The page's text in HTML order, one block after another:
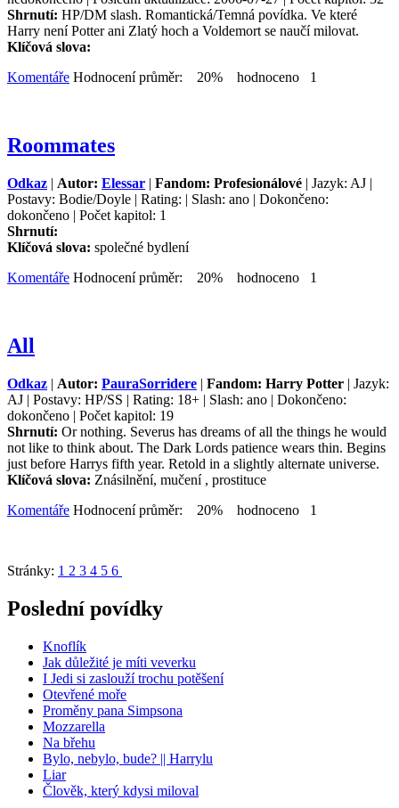
Shrnutí: HP/DM slash. Romantická/Temná povídka. Ve které
Harry není Potter ani Zlatý hoch a Voldemort se naučí milovat.
Klíčová slova:
Komentáře Hodnocení průměr: 20% hodnoceno 1
Roommates
Odkaz | Autor: Elessar | Fandom: Profesionálové | Jazyk: AJ |
Postavy: Bodie/Doyle | Rating: | Slash: ano | Dokončeno:
dokončeno | Počet kapitol: 1
Shrnutí:
Klíčová slova: společné bydlení
Komentáře Hodnocení průměr: 20% hodnoceno 1
All
Odkaz | Autor: PauraSorridere | Fandom: Harry Potter | Jazyk:
AJ | Postavy: HP/SS | Rating: 18+ | Slash: ano | Dokončeno:
dokončeno | Počet kapitol: 19
Shrnutí: Or nothing. Severus has dreams of all the things he would
not like to think about. The Dark Lords patience wears thin. Begins
just before Harrys fifth year. Retold in a slightly alternate universe.
Klíčová slova: Znásilnění, mučení , prostituce
Komentáře Hodnocení průměr: 20% hodnoceno 1
Stránky: 1 2 3 4 5 6
Poslední povídky
Knoflík
Jak důležité je míti veverku
I Jedi si zaslouží trochu potěšení
Otevřené moře
Proměny pana Simpsona
Mozzarella
Na břehu
Bylo, nebylo, bude? || Harrylu
Liar
Člověk, který kdysi miloval